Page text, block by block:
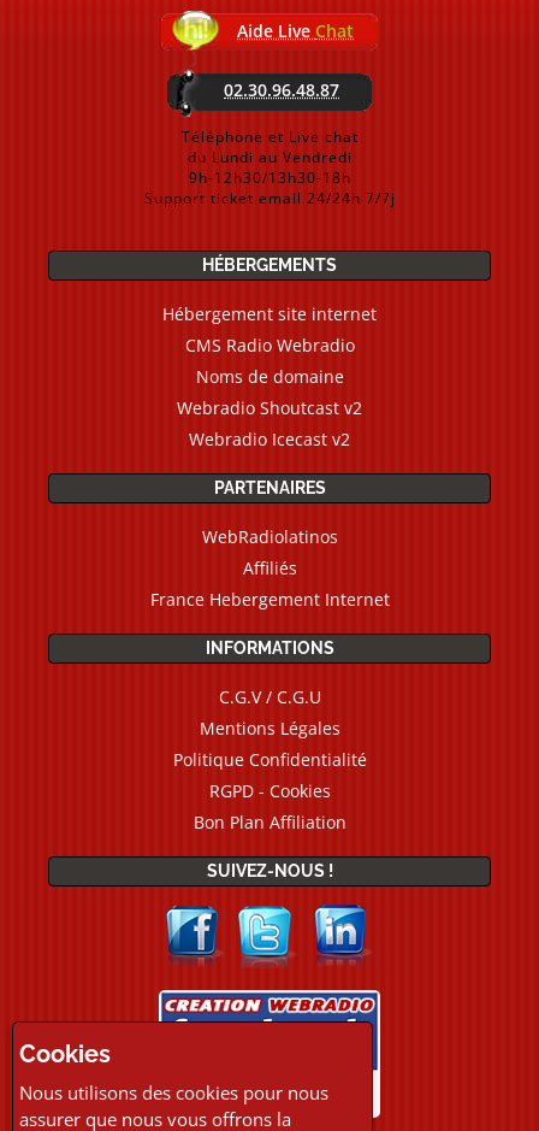
Aide Live Chat
02.30.96.48.87
Téléphone et Live chat
du Lundi au Vendredi
9h-12h30/13h30-18h
Support ticket email 24/24h 7/7j
HÉBERGEMENTS
Hébergement site internet
CMS Radio Webradio
Noms de domaine
Webradio Shoutcast v2
Webradio Icecast v2
PARTENAIRES
WebRadiolatinos
Affiliés
France Hebergement Internet
INFORMATIONS
C.G.V / C.G.U
Mentions Légales
Politique Confidentialité
RGPD - Cookies
Bon Plan Affiliation
SUIVEZ-NOUS !
Cookies
Nous utilisons des cookies pour nous
assurer que nous vous offrons la